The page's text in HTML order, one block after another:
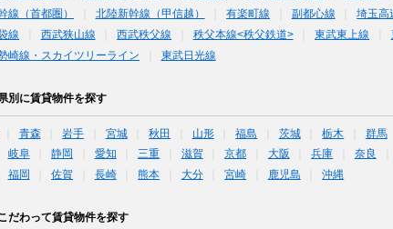
線（首都圏）
北陸新幹線（甲信越） 有楽町線 副都心線 埼玉高
線
西武狭山線 西武秩父線 秩父本線<秩父鉄道> 東武東上線
崎線・スカイツリーライン
東武日光線
別に賃貸物件を探す
青森 岩手 宮城 秋田 山形 福島 茨城 栃木 群馬
岐阜 静岡 愛知 三重 滋賀 京都 大阪 兵庫 奈良
福岡 佐賀 長崎 熊本 大分 宮崎 鹿児島 沖縄
だわって賃貸物件を探す